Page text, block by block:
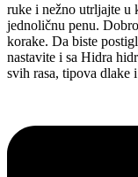
ruke i nežno utrljajte u
jednoličnu penu.
korake. Da biste
nastavite i sa Hidra
svih rasa, tipova dlake